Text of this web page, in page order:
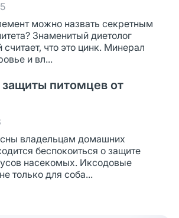
можно назвать секретным
Знаменитый диетолог
что это цинк. Минерал
и вл...
питомцев от
владельцам домашних
беспокоиться о защите
насекомых. Иксодовые
только для соба...